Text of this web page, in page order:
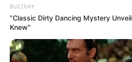
correntinhas . Pule os
faça outro meio ponto alto
3 correntinhas, pule 2
no 3º ponto. Faça isso até
topo da bojo;
BUZZDAY
“Classic Dirty Dancing Mystery
Knew"